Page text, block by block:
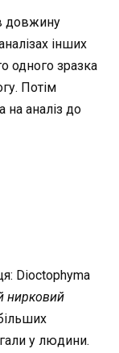
довжину
інших
одного зразка
Потім
на аналіз до
Dioctophyma
нирковий
у людини.